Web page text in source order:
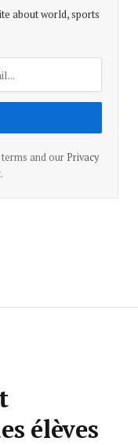
about world, sports
and our Privacy
élèves